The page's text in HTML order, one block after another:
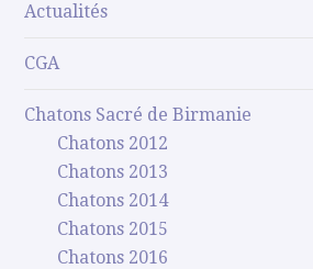
Actualités
CGA
Chatons Sacré de Birmanie
Chatons 2012
Chatons 2013
Chatons 2014
Chatons 2015
Chatons 2016